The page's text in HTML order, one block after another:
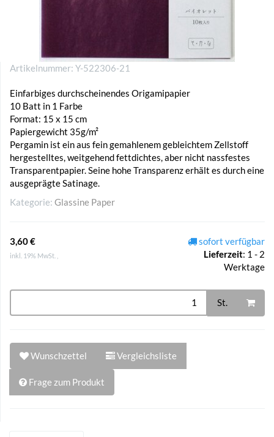
Artikelnummer: Y-522306-21
Einfarbiges durchscheinendes Origamipapier
10 Batt in 1 Farbe
Format: 15 x 15 cm
Papiergewicht 35g/m²
Pergamin ist ein aus fein gemahlenem gebleichtem Zellstoff
hergestelltes, weitgehend fettdichtes, aber nicht nassfestes
Transparentpapier. Seine hohe Transparenz erhält es durch eine
ausgeprägte Satinage.
Kategorie: Glassine Paper
3,60 €
inkl. 19% MwSt. ,
sofort verfügbar
Lieferzeit: 1 - 2
Werktage
St.
Wunschzettel Vergleichsliste
Frage zum Produkt